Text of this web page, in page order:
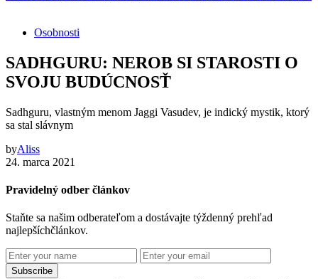
Osobnosti
SADHGURU: NEROB SI STAROSTI O
SVOJU BUDÚCNOSŤ
Sadhguru, vlastným menom Jaggi Vasudev, je indický mystik, ktorý
sa stal slávnym
byAliss
24. marca 2021
Pravidelný odber článkov
Staňte sa našim odberateľom a dostávajte týždenný prehľad
najlepšíchčlánkov.
Subscribe